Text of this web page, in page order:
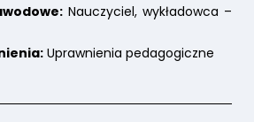
Nauczyciel, wykładowca –
Uprawnienia pedagogiczne